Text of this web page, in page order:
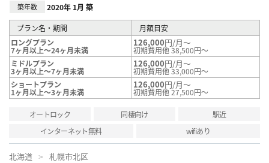
築年数 2020年 1月 築
プラン名・期間
月額目安
ロングプラン
7ヶ月以上～24ヶ月未満
126,000円/月～
初期費用他 38,500円～
ミドルプラン
3ヶ月以上～7ヶ月未満
126,000円/月～
初期費用他 33,000円～
ショートプラン
1ヶ月以上～3ヶ月未満
126,000円/月～
初期費用他 27,500円～
オートロック 同棲向け
駅近
インターネット無料
wifiあり
北海道 札幌市北区